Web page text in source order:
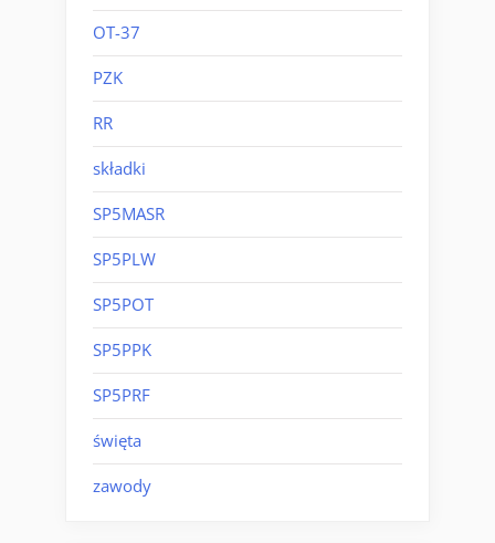
OT-37
PZK
RR
składki
SP5MASR
SP5PLW
SP5POT
SP5PPK
SP5PRF
święta
zawody